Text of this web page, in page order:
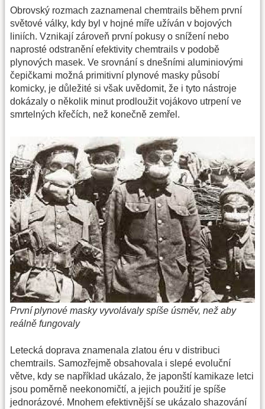
Obrovský rozmach zaznamenal chemtrails během první
světové války, kdy byl v hojné míře užíván v bojových
liniích. Vznikají zároveň první pokusy o snížení nebo
naprosté odstranění efektivity chemtrails v podobě
plynových masek. Ve srovnání s dnešními aluminiovými
čepičkami možná primitivní plynové masky působí
komicky, je důležité si však uvědomit, že i tyto nástroje
dokázaly o několik minut prodloužit vojákovo utrpení ve
smrtelných křečích, než konečně zemřel.
První plynové masky vyvolávaly spíše úsměv, než aby
reálně fungovaly
Letecká doprava znamenala zlatou éru v distribuci
chemtrails. Samozřejmě obsahovala i slepé evoluční
větve, kdy se například ukázalo, že japonští kamikaze letci
jsou poměrně neekonomičtí, a jejich použití je spíše
jednorázové. Mnohem efektivnější se ukázalo shazování